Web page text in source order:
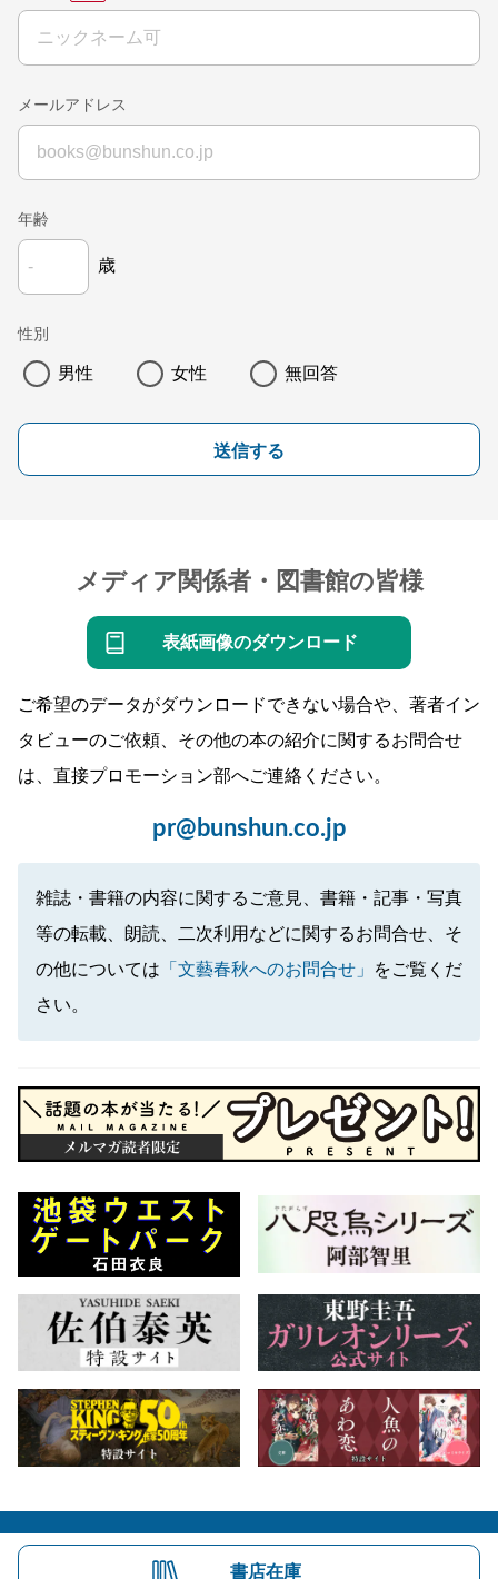
メールアドレス
年齢
歳
性別
男性 女性 無回答
送信する
メディア関係者・図書館の皆様
表紙画像のダウンロード
ご希望のデータがダウンロードできない場合や、著者イン
タビューのご依頼、その他の本の紹介に関するお問合せ
は、直接プロモーション部へご連絡ください。
pr@bunshun.co.jp
雑誌・書籍の内容に関するご意見、書籍・記事・写真
等の転載、朗読、二次利用などに関するお問合せ、そ
の他については 「文藝春秋へのお問合せ」
をご覧くだ
さい。
書店在庫
会社概要 自費出版のご案内 お問合せ